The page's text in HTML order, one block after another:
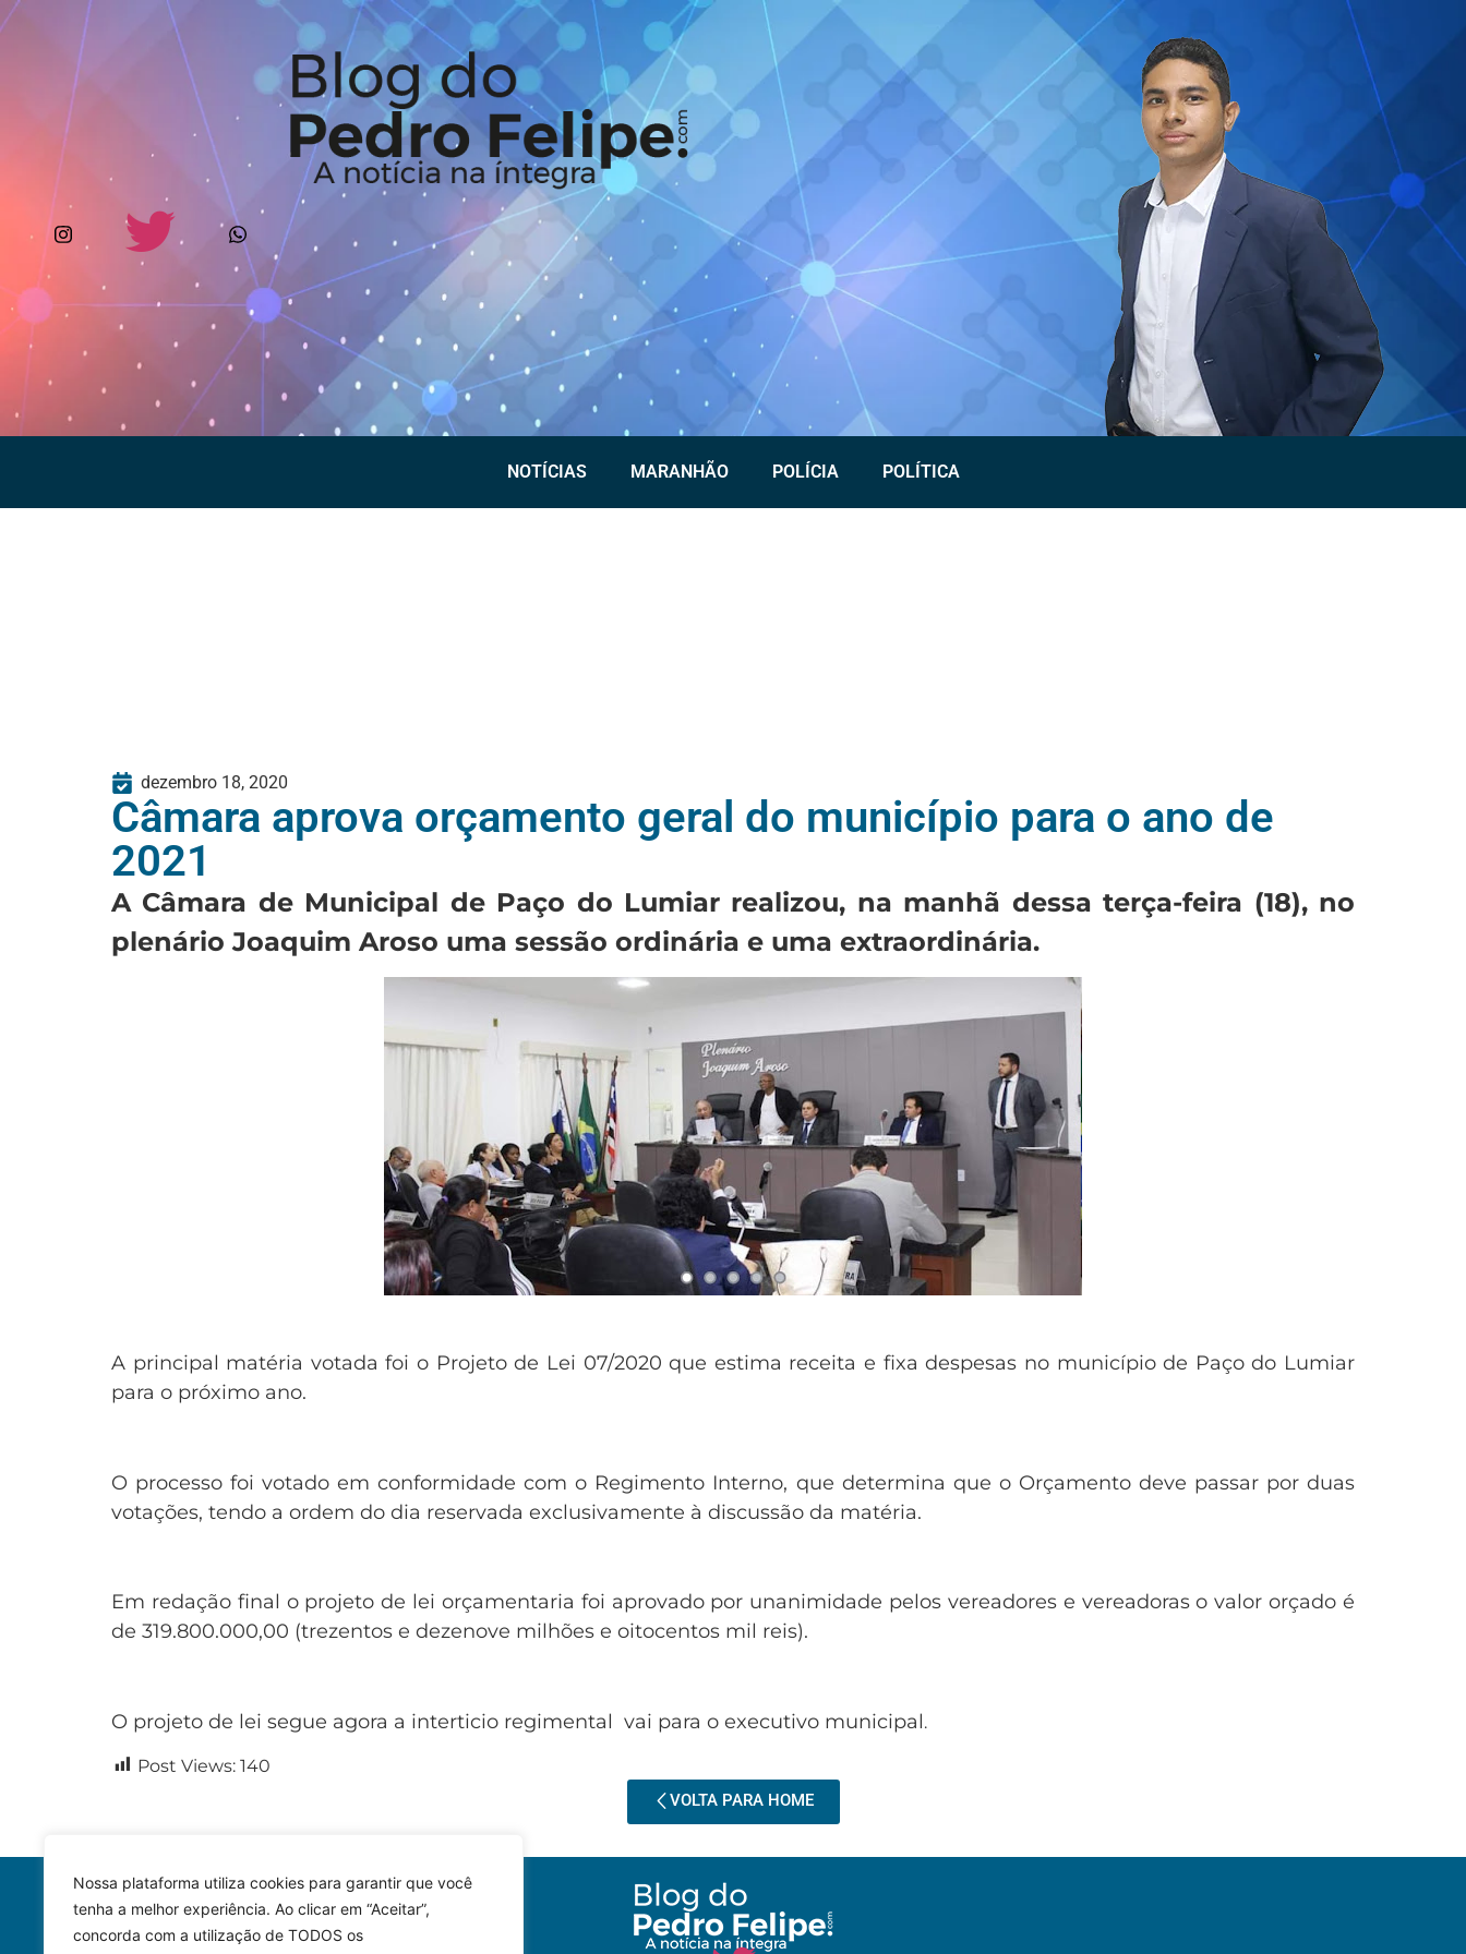
Nossa plataforma utiliza cookies para garantir que você
tenha a melhor experiência. Ao clicar em “Aceitar”,
concorda com a utilização de TODOS os
NOTÍCIAS MARANHÃO POLÍCIA POLÍTICA
dezembro 18, 2020
Câmara aprova orçamento geral do município para o ano de
2021
A Câmara de Municipal de Paço do Lumiar realizou, na manhã dessa terça-feira (18), no
plenário Joaquim Aroso uma sessão ordinária e uma extraordinária.
A principal matéria votada foi o Projeto de Lei 07/2020 que estima receita e fixa despesas no município de Paço do Lumiar
para o próximo ano.
O processo foi votado em conformidade com o Regimento Interno, que determina que o Orçamento deve passar por duas
votações, tendo a ordem do dia reservada exclusivamente à discussão da matéria.
Em redação final o projeto de lei orçamentaria foi aprovado por unanimidade pelos vereadores e vereadoras o valor orçado é
de 319.800.000,00 (trezentos e dezenove milhões e oitocentos mil reis).
O projeto de lei segue agora a interticio regimental vai para o executivo municipal.
Post Views: 140
VOLTA PARA HOME